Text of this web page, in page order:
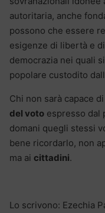
autoritaria, anche
possono che essere
esigenze di libertà e
democrazia nei quali
popolare custodito
Chi non sarà capace
del voto espresso dal
domani quegli stessi
bene ricordarlo, non
ma ai cittadini.
Lo scrivono: Ezechia